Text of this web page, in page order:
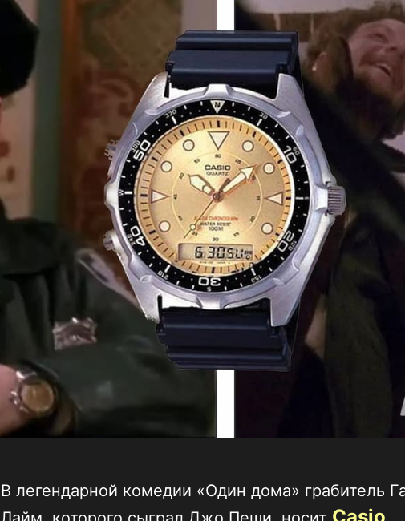
В легендарной комедии «Один дома» грабитель
Casio